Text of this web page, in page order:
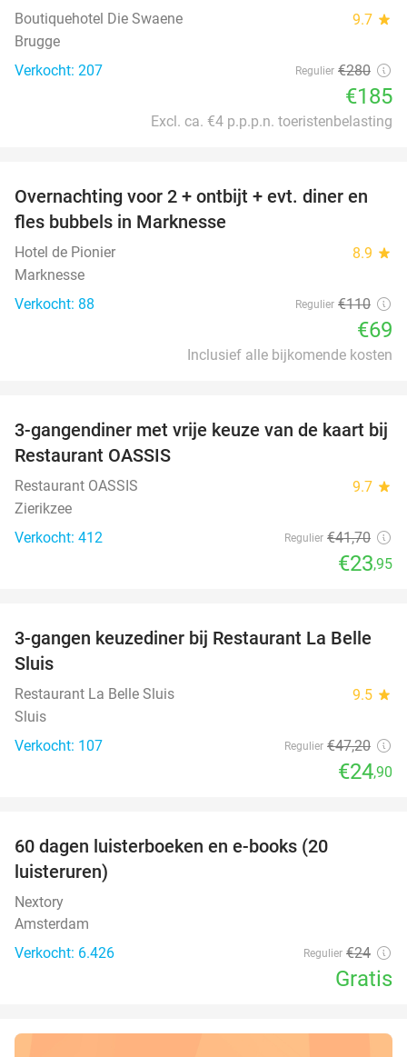
Boutiquehotel Die Swaene 9.7 star
Brugge
Verkocht: 207
Regulier €280
€185
Excl. ca. €4 p.p.p.n. toeristenbelasting
37%
Overnachting voor 2 + ontbijt + evt. diner en
fles bubbels in Marknesse
Hotel de Pionier 8.9 star
Marknesse
Verkocht: 88
Regulier €110
€69
Inclusief alle bijkomende kosten
43%
3-gangendiner met vrije keuze van de kaart bij
Restaurant OASSIS
Restaurant OASSIS 9.7 star
Zierikzee
Verkocht: 412
Regulier €41,70
€23,95
47%
3-gangen keuzediner bij Restaurant La Belle
Sluis
Restaurant La Belle Sluis 9.5 star
Sluis
Verkocht: 107
Regulier €47,20
€24,90
60 dagen luisterboeken en e-books (20
luisteruren)
Nextory
Amsterdam
Verkocht: 6.426
Regulier €24
Gratis